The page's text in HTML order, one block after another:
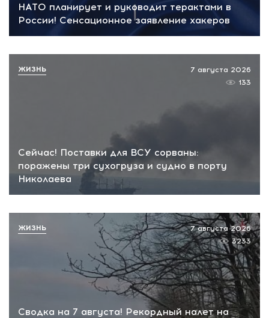
НАТО планирует и руководит терактами в
России! Сенсационное заявление хакеров
Сейчас! Поставки для ВСУ сорваны:
поражены три сухогруза и судно в порту
Николаева
7 августа 2026
133
ЖИЗНЬ
Сводка на 7 августа! Рекордный налет на
7 августа 2026
3233
ЖИЗНЬ